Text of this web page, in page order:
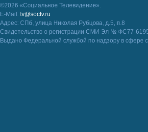
©2026 «Социальное Телевидение».
E-Mail: tv@soctv.ru
Адрес: СПб, улица Николая Рубцова, д.5, п.8
Свидетельство о регистрации СМИ Эл № ФС77-
Выдано Федеральной службой по надзору в сфере